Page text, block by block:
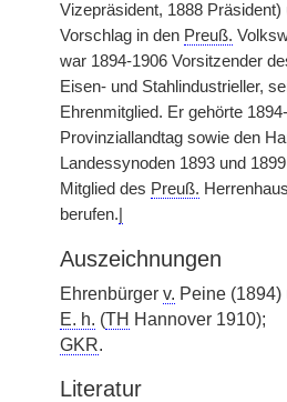
Vizepräsident, 1888 Präsident)
Vorschlag in den Preuß.
war 1894-1906 Vorsitzender
Eisen- und Stahlindustrieller,
Ehrenmitglied. Er gehörte
Provinziallandtag sowie den
Landessynoden 1893 und
Mitglied des Preuß.
berufen.
Auszeichnungen
Ehrenbürger v. Peine (1894)
E. h. (TH Hannover 1910);
GKR.
Literatur